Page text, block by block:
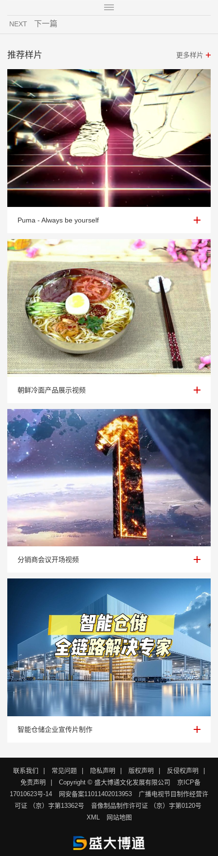
NEXT 下一篇
推荐样片 更多样片
Puma - Always be yourself
Puma - Always be yourself
朝鲜冷面产品展示视频
朝鲜冷面产品展示视频
分销商会议开场视频
分销商会议开场视频
智能仓储企业宣传片制作
智能仓储企业宣传片制作
联系我们 | 常见问题 | 隐私声明 | 版权声明 | 反侵权声明
|
免责声明
| Copyright © 盛大博通文化发展有限公司
京ICP备
17010623号-14
网安备案11011402013953
广播电视节目制作经营许
可证 （京）字第13362号
音像制品制作许可证 （京）字第0120号
XML
网站地图